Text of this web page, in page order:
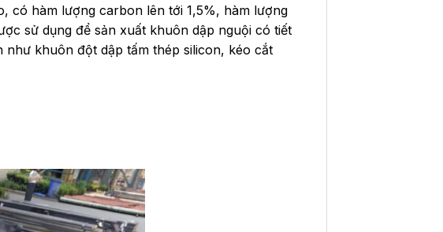
có hàm lượng carbon lên tới 1,5%, hàm lượng
sử dụng để sản xuất khuôn dập nguội có tiết
khuôn đột dập tấm thép silicon, kéo cắt